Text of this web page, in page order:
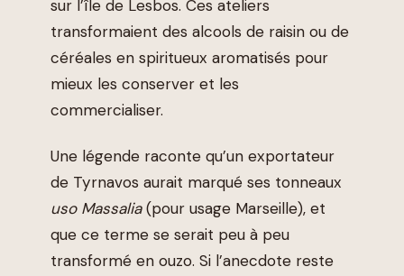
sur l’île de Lesbos. Ces ateliers
transformaient des alcools de raisin ou de
céréales en spiritueux aromatisés pour
mieux les conserver et les
commercialiser.
Une légende raconte qu’un exportateur
de Tyrnavos aurait marqué ses tonneaux
uso Massalia(pour usage Marseille), et
que ce terme se serait peu à peu
transformé en ouzo. Si l’anecdote reste